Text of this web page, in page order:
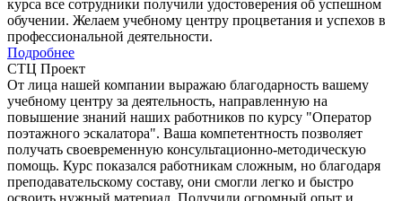
курса все сотрудники получили удостоверения об успешном
обучении. Желаем учебному центру процветания и успехов в
профессиональной деятельности.
Подробнее
СТЦ Проект
От лица нашей компании выражаю благодарность вашему
учебному центру за деятельность, направленную на
повышение знаний наших работников по курсу "Оператор
поэтажного эскалатора". Ваша компетентность позволяет
получать своевременную консультационно-методическую
помощь. Курс показался работникам сложным, но благодаря
преподавательскому составу, они смогли легко и быстро